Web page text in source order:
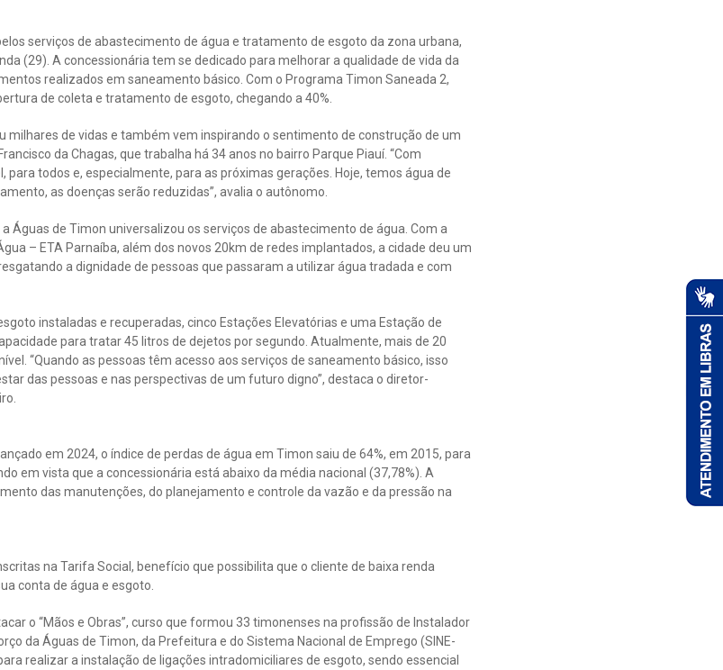
serviços de abastecimento de água e tratamento de esgoto da zona urbana,
(29). A concessionária tem se dedicado para melhorar a qualidade de vida da
realizados em saneamento básico. Com o Programa Timon Saneada 2,
de coleta e tratamento de esgoto, chegando a 40%.
milhares de vidas e também vem inspirando o sentimento de construção de um
da Chagas, que trabalha há 34 anos no bairro Parque Piauí. “Com
para todos e, especialmente, para as próximas gerações. Hoje, temos água de
as doenças serão reduzidas”, avalia o autônomo.
Águas de Timon universalizou os serviços de abastecimento de água. Com a
– ETA Parnaíba, além dos novos 20km de redes implantados, a cidade deu um
a dignidade de pessoas que passaram a utilizar água tradada e com
instaladas e recuperadas, cinco Estações Elevatórias e uma Estação de
para tratar 45 litros de dejetos por segundo. Atualmente, mais de 20
“Quando as pessoas têm acesso aos serviços de saneamento básico, isso
das pessoas e nas perspectivas de um futuro digno”, destaca o diretor-
em 2024, o índice de perdas de água em Timon saiu de 64%, em 2015, para
em vista que a concessionária está abaixo da média nacional (37,78%). A
das manutenções, do planejamento e controle da vazão e da pressão na
na Tarifa Social, benefício que possibilita que o cliente de baixa renda
conta de água e esgoto.
o “Mãos e Obras”, curso que formou 33 timonenses na profissão de Instalador
da Águas de Timon, da Prefeitura e do Sistema Nacional de Emprego (SINE-
realizar a instalação de ligações intradomiciliares de esgoto, sendo essencial